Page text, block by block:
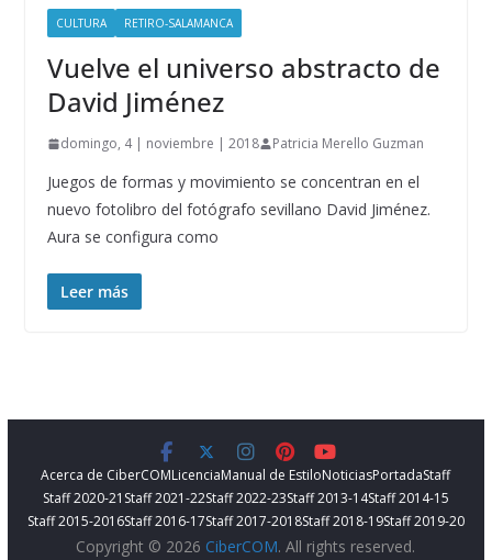
CULTURA RETIRO-SALAMANCA
Vuelve el universo abstracto de
David Jiménez
domingo, 4 | noviembre | 2018 Patricia Merello Guzman
Juegos de formas y movimiento se concentran en el
nuevo fotolibro del fotógrafo sevillano David Jiménez.
Aura se configura como
Leer más
Acerca de CiberCOMLicenciaManual de EstiloNoticiasPortadaStaff
Staff 2020-21 Staff 2021-22Staff 2022-23Staff 2013-14Staff 2014-15
Staff 2015-2016Staff 2016-17Staff 2017-2018Staff 2018-19Staff 2019-20
Copyright © 2026 CiberCOM. All rights reserved.